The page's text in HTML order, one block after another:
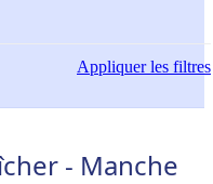
Appliquerles filtres
- Manche